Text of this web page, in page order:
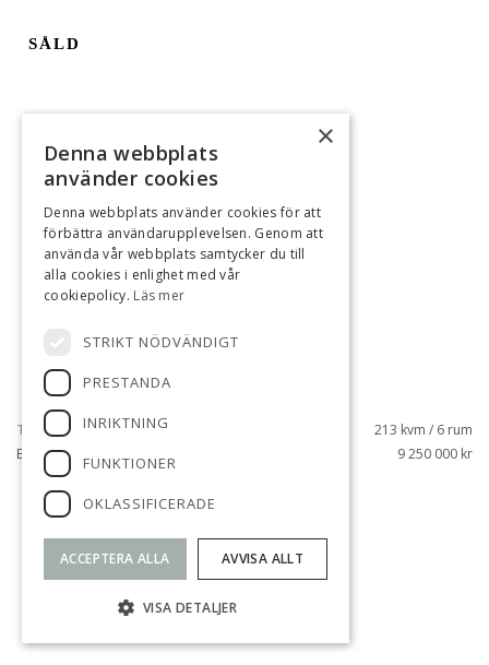
SÅLD
TÄBY KYRKBY, TÄBY
BLENDAVÄGEN 20
213 kvm / 6 rum
9 250 000 kr
SÅLD
×
Denna webbplats
använder cookies
Denna webbplats använder cookies för att
förbättra användarupplevelsen. Genom att
använda vår webbplats samtycker du till
alla cookies i enlighet med vår
cookiepolicy. Läs mer
STRIKT NÖDVÄNDIGT
PRESTANDA
INRIKTNING
FUNKTIONER
OKLASSIFICERADE
ACCEPTERA ALLA AVVISA ALLT
VISA DETALJER